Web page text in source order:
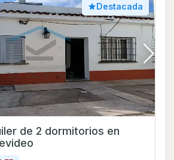
Destacada
de 2 dormitorios en